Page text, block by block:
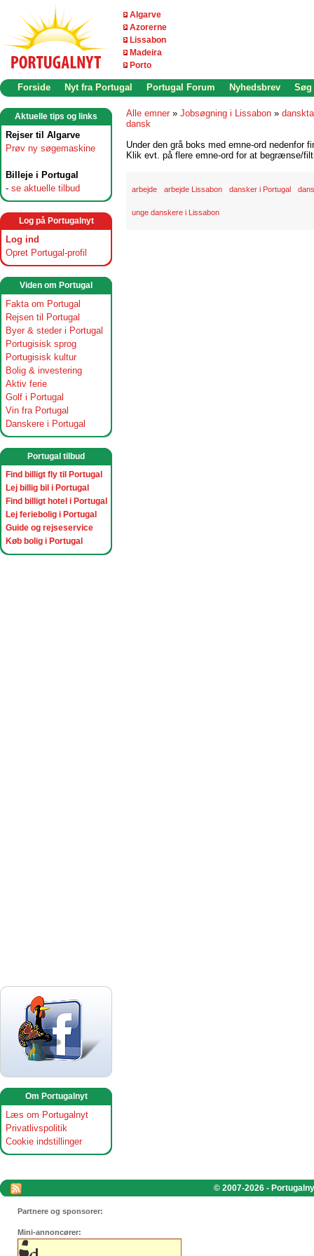
Algarve
Azorerne
Lissabon
Madeira
Porto
Forside Nyt fra Portugal Portugal Forum Nyhedsbrev Søg
Aktuelle tips og links
Rejser til Algarve
Prøv ny søgemaskine
Billeje i Portugal
- se aktuelle tilbud
Log på Portugalnyt
Log ind
Opret Portugal-profil
Viden om Portugal
Fakta om Portugal
Rejsen til Portugal
Byer & steder i Portugal
Portugisisk sprog
Portugisisk kultur
Bolig & investering
Aktiv ferie
Golf i Portugal
Vin fra Portugal
Danskere i Portugal
Portugal tilbud
Find billigt fly til Portugal
Lej billig bil i Portugal
Find billigt hotel i Portugal
Lej feriebolig i Portugal
Guide og rejseservice
Køb bolig i Portugal
Om Portugalnyt
Læs om Portugalnyt
Privatlivspolitik
Cookie indstillinger
Alle emner » Jobsøgning i Lissabon »
dansk
Under den grå boks med emne-ord nedenfor
Klik evt. på flere emne-ord for at begrænse/
arbejde arbejde Lissabon dansker i Portugal
unge danskere i Lissabon
© 2007-2026 -
Partnere og sponsorer:
Mini-annoncører: